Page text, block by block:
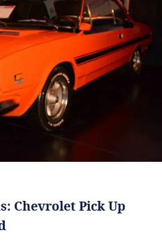
Chevrolet Pick Up